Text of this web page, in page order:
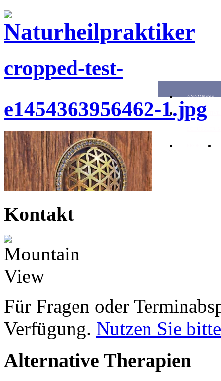
ANAMNESE
cropped-test-
e1454363956462-1.jpg
Kontakt
Für Fragen oder
Verfügung. Nutzen Sie
Alternative Therapien